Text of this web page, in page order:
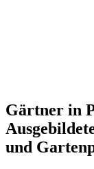
Gärtner in
und